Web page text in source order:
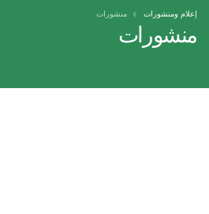
منشورات
إعلام ومنشورات منشورات